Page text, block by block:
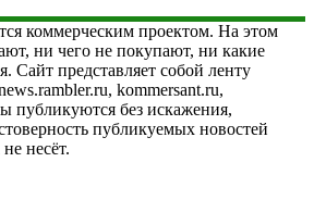
коммерческим проектом. На этом
ни чего не покупают, ни какие
Сайт представляет собой ленту
kommersant.ru,
публикуются без искажения,
публикуемых новостей
несёт.